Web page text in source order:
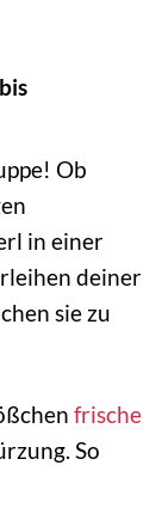
Ob
in einer
deiner
sie zu
frische
So